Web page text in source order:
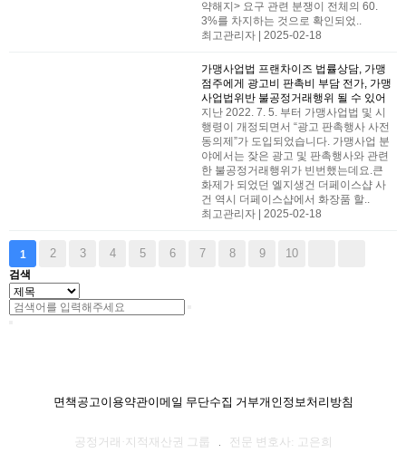
약해지> 요구 관련 분쟁이 전체의 60.
3%를 차지하는 것으로 확인되었..
최고관리자 | 2025-02-18
가맹사업법 프랜차이즈 법률상담, 가맹
점주에게 광고비 판촉비 부담 전가, 가맹
사업법위반 불공정거래행위 될 수 있어
지난 2022. 7. 5. 부터 가맹사업법 및 시
행령이 개정되면서 ​“광고 판촉행사 사전
동의제”가 도입되었습니다. 가맹사업 분
야에서는 잦은 광고 및 판촉행사와 관련
한 불공정거래행위가 빈번했는데요.​큰
화제가 되었던 엘지생건 더페이스샵 사
건 역시 더페이스샵에서 화장품 할..
최고관리자 | 2025-02-18
1 2 3 4 5 6 7 8 9 10
검색
면책공고이용약관이메일 무단수집 거부개인정보처리방침
공정거래·지적재산권 그룹
전문 변호사: 고은희